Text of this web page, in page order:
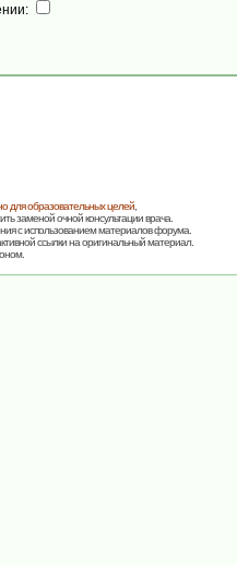
для образовательных целей,
заменой очной консультации врача.
с использованием материалов форума.
ссылки на оригинальный материал.